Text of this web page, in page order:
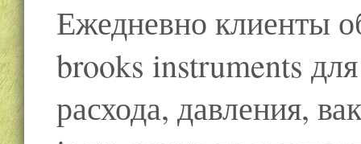
Ежедневно клиенты
brooks instruments
расхода, давления,